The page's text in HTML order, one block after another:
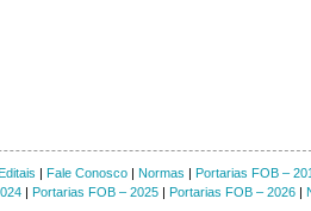
| Fale Conosco| Normas | Portarias FOB –
| Portarias FOB – 2025| Portarias FOB – 2026|